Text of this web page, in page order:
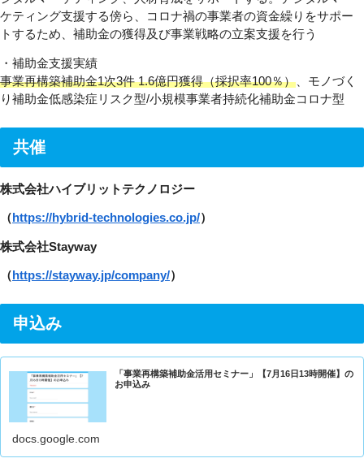
ケティング支援する傍ら、コロナ禍の事業者の資金繰りをサポー
トするため、補助金の獲得及び事業戦略の立案支援を行う
・補助金支援実績
事業再構築補助金1次3件 1.6億円獲得（採択率100％） 、モノづく
り補助金低感染症リスク型/小規模事業者持続化補助金コロナ型
共催
株式会社ハイブリットテクノロジー
（https://hybrid-technologies.co.jp/）
株式会社Stayway
（https://stayway.jp/company/）
申込み
「事業再構築補助金活用セミナー」【7月16日13時開催】の
お申込み
docs.google.com